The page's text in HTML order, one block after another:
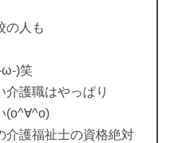
の人も
ω-)笑
介護職はやっぱり
(o^∀^o)
介護福祉士の資格絶対